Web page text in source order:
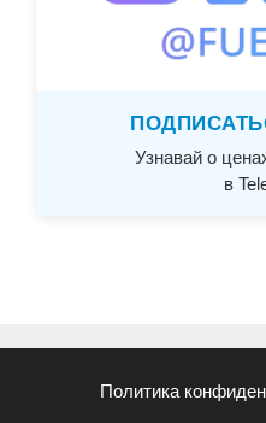
Узнавай о
в
Политика